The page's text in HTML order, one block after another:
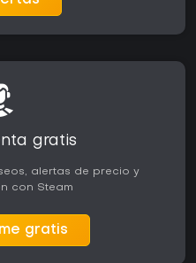
gratis
alertas de precio y
con Steam
gratis